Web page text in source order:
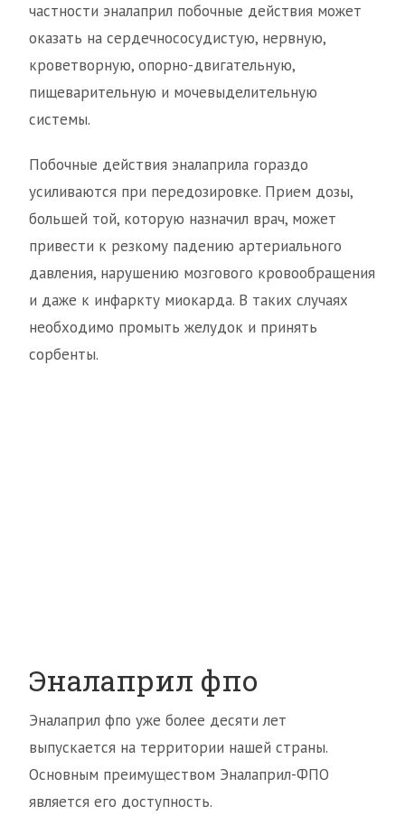
частности эналаприл побочные действия может
оказать на сердечнососудистую, нервную,
кроветворную, опорно-двигательную,
пищеварительную и мочевыделительную
системы.
Побочные действия эналаприла гораздо
усиливаются при передозировке. Прием дозы,
большей той, которую назначил врач, может
привести к резкому падению артериального
давления, нарушению мозгового кровообращения
и даже к инфаркту миокарда. В таких случаях
необходимо промыть желудок и принять
сорбенты.
Эналаприл фпо
Эналаприл фпо уже более десяти лет
выпускается на территории нашей страны.
Основным преимуществом Эналаприл-ФПО
является его доступность.